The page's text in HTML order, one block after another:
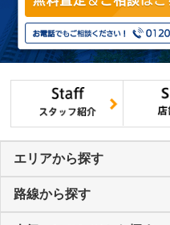
エリアから探す
路線から探す